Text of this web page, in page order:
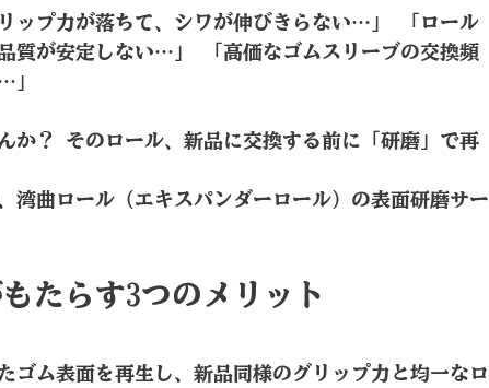
ップ力が落ちて、シワが伸びきらない…」 「ロール
質が安定しない…」 「高価なゴムスリーブの交換頻
」
か？ そのロール、新品に交換する前に「研磨」で再
湾曲ロール（エキスパンダーロール）の表面研磨サー
たらす3つのメリット
ゴム表面を再生し、新品同様のグリップ力と均一なロ